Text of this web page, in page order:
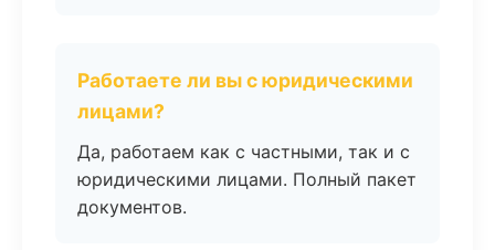
Работаете ли вы с юридическими
лицами?
Да, работаем как с частными, так и с
юридическими лицами. Полный пакет
документов.